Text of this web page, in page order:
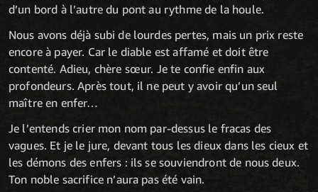
d’un bord à l’autre du pont au rythme de la houle.
Nous avons déjà subi de lourdes pertes, mais un prix reste
encore à payer. Car le diable est affamé et doit être
contenté. Adieu, chère sœur. Je te confie enfin aux
profondeurs. Après tout, il ne peut y avoir qu’un seul
maître en enfer…
Je l’entends crier mon nom par-dessus le fracas des
vagues. Et je le jure, devant tous les dieux dans les cieux et
les démons des enfers : ils se souviendront de nous deux.
Ton noble sacrifice n’aura pas été vain.